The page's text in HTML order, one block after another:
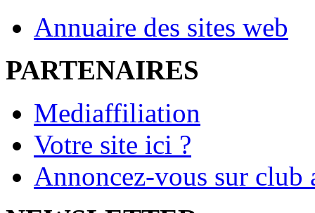
Annuaire des sites web
PARTENAIRES
Mediaffiliation
Votre site ici ?
Annoncez-vous sur